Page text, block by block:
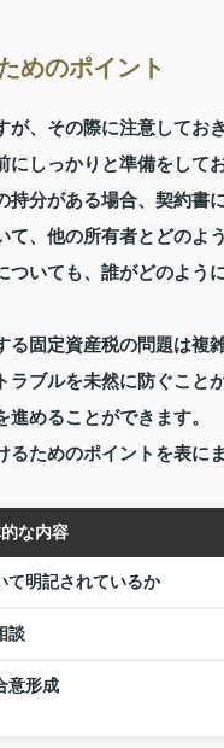
めのポイント
、その際に注意してお
しっかりと準備をして
分がある場合、契約書
、他の所有者とどのよ
いても、誰がどのよう
固定資産税の問題は複
ブルを未然に防ぐこと
めることができます。
ためのポイントを表に
な内容
て明記されているか
談
意形成